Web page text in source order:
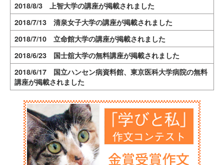
2018/8/3 上智大学の講座が掲載されました
2018/7/13 清泉女子大学の講座が掲載されました
2018/7/10 立命館大学の講座が掲載されました
2018/6/23 国士舘大学の無料講座が掲載されました
2018/6/17 国立ハンセン病資料館、東京医科大学病院の無料
講座が掲載されました